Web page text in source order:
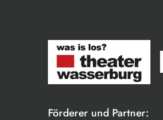
Förderer und Partner: